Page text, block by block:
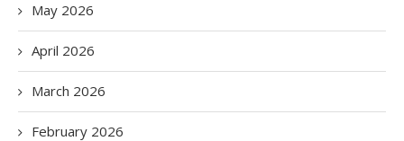
May 2026
April 2026
March 2026
February 2026